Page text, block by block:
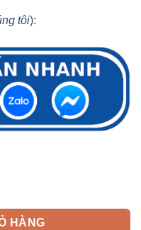
tôi):
số lượng
HÀNG